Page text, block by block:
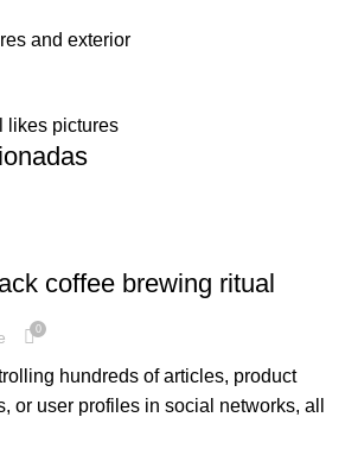
and exterior
likes pictures
coffee brewing ritual
0
hundreds of articles, product
or user profiles in social networks, all